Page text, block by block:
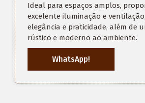
Ideal para espaços amplos,
excelente iluminação e
elegância e praticidade, além de
rústico e moderno ao ambiente.
WhatsApp!